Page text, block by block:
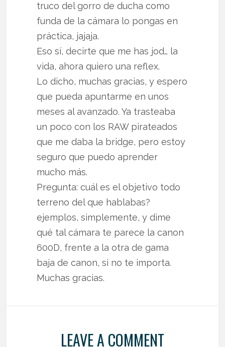
truco del gorro de ducha como
funda de la cámara lo pongas en
práctica, jajaja.
Eso sí, decirte que me has jod… la
vida, ahora quiero una reflex.
Lo dicho, muchas gracias, y espero
que pueda apuntarme en unos
meses al avanzado. Ya trasteaba
un poco con los RAW pirateados
que me daba la bridge, pero estoy
seguro que puedo aprender
mucho más.
Pregunta: cuál es el objetivo todo
terreno del que hablabas?
ejemplos, simplemente, y dime
qué tal cámara te parece la canon
600D, frente a la otra de gama
baja de canon, si no te importa.
Muchas gracias.
LEAVE A COMMENT